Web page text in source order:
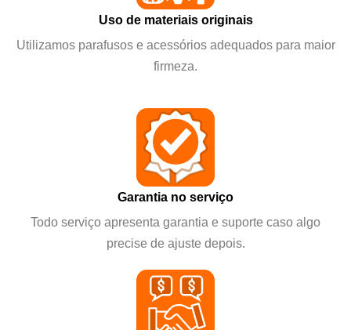
Uso de materiais originais
Utilizamos parafusos e acessórios adequados para maior
firmeza.
Garantia no serviço
Todo serviço apresenta garantia e suporte caso algo
precise de ajuste depois.